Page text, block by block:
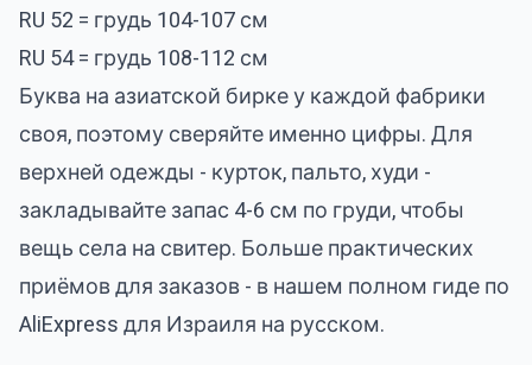
RU 52 = грудь 104-107 см
RU 54 = грудь 108-112 см
Буква на азиатской бирке у каждой фабрики
своя, поэтому сверяйте именно цифры. Для
верхней одежды - курток, пальто, худи -
закладывайте запас 4-6 см по груди, чтобы
вещь села на свитер. Больше практических
приёмов для заказов - в нашем полном гиде по
AliExpress для Израиля на русском.